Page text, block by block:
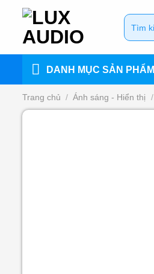
dung
Tìm
kiếm:
DANH MỤC SẢN PHẨM
Trang chủ / Ánh sáng - Hiển thị /